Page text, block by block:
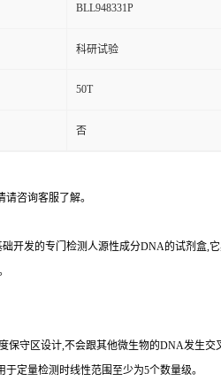
BLL948331P
科研试验
50T
否
咨询客服了解。
开发的专门检测人源性成分DNA的试剂盒,
守区设计,不会跟其他微生物的DNA发生交
定量检测时线性范围至少为5个数量级。